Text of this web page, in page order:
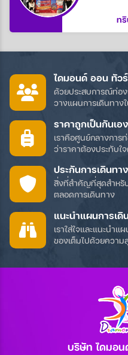
ทัวร์ก้อน่
ท
ไดมอนด์ ออน ทัวร์
ด้วยประสบการณ์ท่อง
วางแผนการเดินทาง
ราคาถูกเป็นกันเอง
เราคือศูนย์กลางการ
ว่าราคาต้องประทับ
ประกันการเดินทาง
สิ่งที่สำคัญที่สุดสำหรั
ตลอดการเดินทาง
แนะนำแผนการเดิ
เราใส่ใจและแนะนำ
ของเต็มไปด้วยควา
บริษัท ไดมอ